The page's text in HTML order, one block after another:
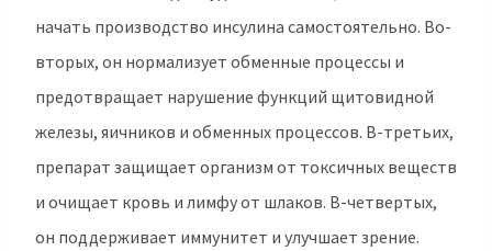
начать производство инсулина самостоятельно. Во-
вторых, он нормализует обменные процессы и
предотвращает нарушение функций щитовидной
железы, яичников и обменных процессов. В-третьих,
препарат защищает организм от токсичных веществ
и очищает кровь и лимфу от шлаков. В-четвертых,
он поддерживает иммунитет и улучшает зрение.